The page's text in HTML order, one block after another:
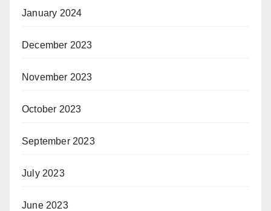
January 2024
December 2023
November 2023
October 2023
September 2023
July 2023
June 2023